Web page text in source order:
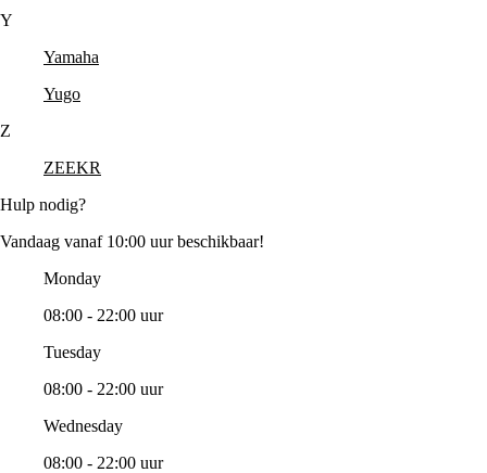
Y
Yamaha
Yugo
Z
ZEEKR
Hulp nodig?
Vandaag vanaf 10:00 uur beschikbaar!
Monday
08:00 - 22:00 uur
Tuesday
08:00 - 22:00 uur
Wednesday
08:00 - 22:00 uur